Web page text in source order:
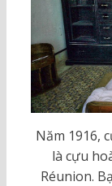
Năm 1916,
là cựu
Réunion.